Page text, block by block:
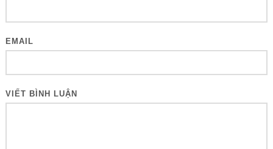
EMAIL
VIẾT BÌNH LUẬN